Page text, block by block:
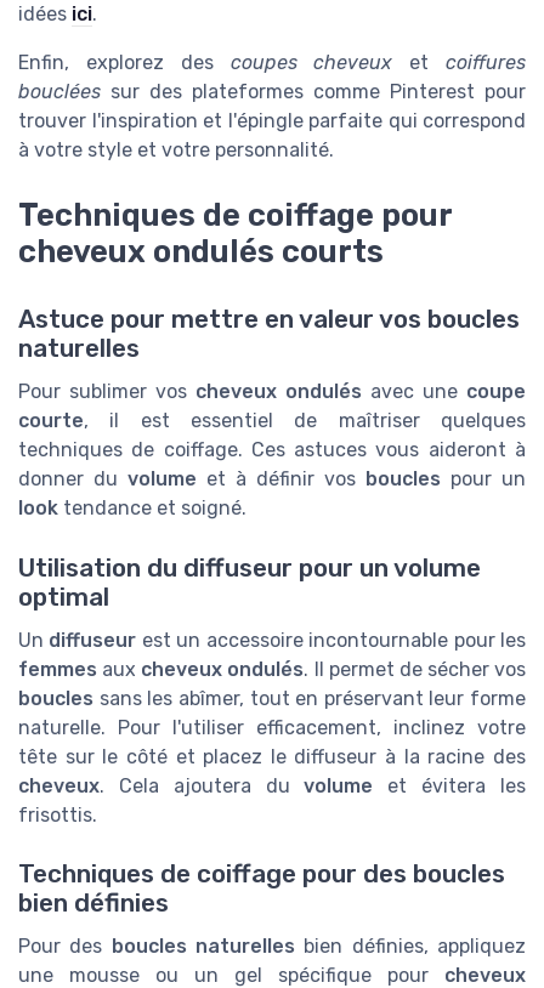
idées ici.
Enfin, explorez des coupes cheveux etcoiffures
bouclées sur des plateformes comme Pinterest pour
trouver l'inspiration et l'épingle parfaite qui correspond
à votre style et votre personnalité.
Techniques de coiffage pour
cheveux ondulés courts
Astuce pour mettre en valeur vos boucles
naturelles
Pour sublimer vos cheveux ondulés avec une coupe
courte, il est essentiel de maîtriser quelques
techniques de coiffage. Ces astuces vous aideront à
donner du volume et à définir vos boucles pour un
look tendance et soigné.
Utilisation du diffuseur pour un volume
optimal
Un diffuseur est un accessoire incontournable pour les
femmes aux cheveux ondulés. Il permet de sécher vos
boucles sans les abîmer, tout en préservant leur forme
naturelle. Pour l'utiliser efficacement, inclinez votre
tête sur le côté et placez le diffuseur à la racine des
cheveux. Cela ajoutera duvolume et évitera les
frisottis.
Techniques de coiffage pour des boucles
bien définies
Pour des boucles naturelles bien définies, appliquez
une mousse ou un gel spécifique pour cheveux